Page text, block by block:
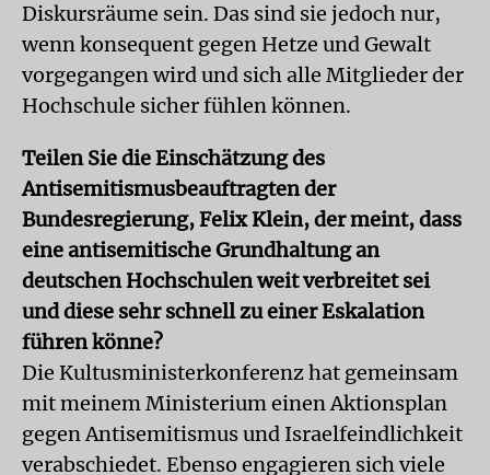
Diskursräume sein. Das sind sie jedoch nur,
wenn konsequent gegen Hetze und Gewalt
vorgegangen wird und sich alle Mitglieder der
Hochschule sicher fühlen können.
Teilen Sie die Einschätzung des
Antisemitismusbeauftragten der
Bundesregierung, Felix Klein, der meint, dass
eine antisemitische Grundhaltung an
deutschen Hochschulen weit verbreitet sei
und diese sehr schnell zu einer Eskalation
führen könne?
Die Kultusministerkonferenz hat gemeinsam
mit meinem Ministerium einen Aktionsplan
gegen Antisemitismus und Israelfeindlichkeit
verabschiedet. Ebenso engagieren sich viele